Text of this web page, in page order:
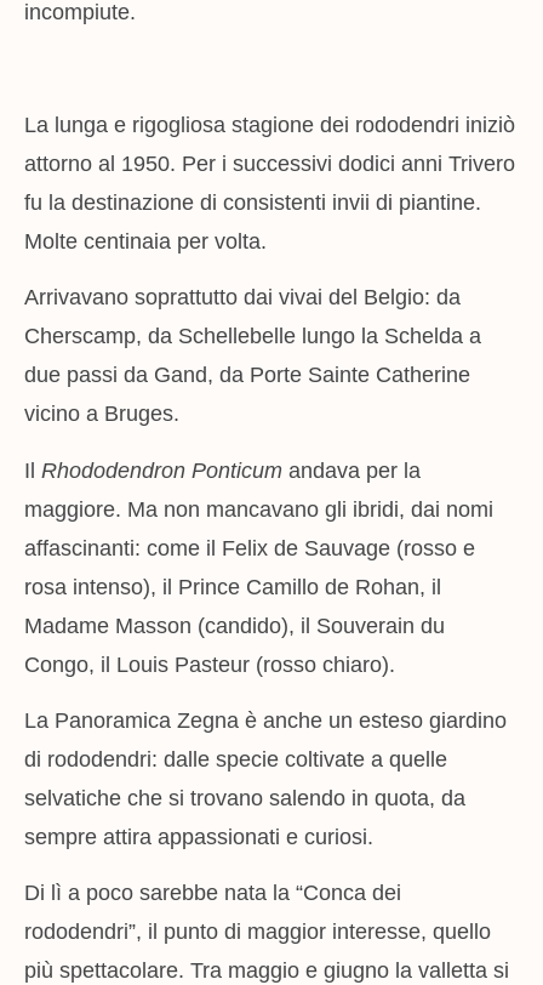
incompiute.
La lunga e rigogliosa stagione dei rododendri iniziò
attorno al 1950. Per i successivi dodici anni Trivero
fu la destinazione di consistenti invii di piantine.
Molte centinaia per volta.
Arrivavano soprattutto dai vivai del Belgio: da
Cherscamp, da Schellebelle lungo la Schelda a
due passi da Gand, da Porte Sainte Catherine
vicino a Bruges.
Il Rhododendron Ponticum andava per la
maggiore. Ma non mancavano gli ibridi, dai nomi
affascinanti: come il Felix de Sauvage (rosso e
rosa intenso), il Prince Camillo de Rohan, il
Madame Masson (candido), il Souverain du
Congo, il Louis Pasteur (rosso chiaro).
La Panoramica Zegna è anche un esteso giardino
di rododendri: dalle specie coltivate a quelle
selvatiche che si trovano salendo in quota, da
sempre attira appassionati e curiosi.
Di lì a poco sarebbe nata la “Conca dei
rododendri”, il punto di maggior interesse, quello
più spettacolare. Tra maggio e giugno la valletta si